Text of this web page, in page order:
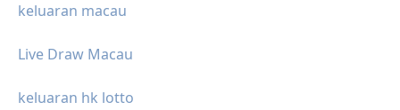
keluaran macau
Live Draw Macau
keluaran hk lotto